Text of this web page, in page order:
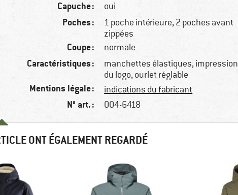
Capuche : oui
Poches :
1 poche intérieure, 2 poches avant
zippées
Coupe : normale
Caractéristiques :
manchettes élastiques, impression
du logo, ourlet réglable
Mentions légale : indications du fabricant
N° art. : 004-6418
ONT ÉGALEMENT REGARDÉ